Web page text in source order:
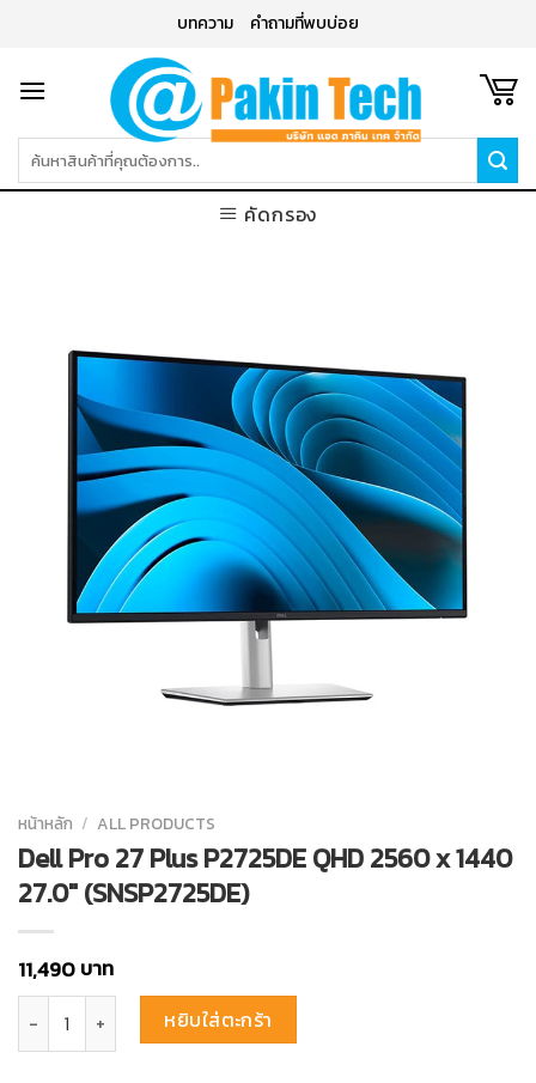
บทความ คำถามที่พบบ่อย
คัดกรอง
หน้าหลัก / ALL PRODUCTS
Dell Pro 27 Plus P2725DE QHD 2560 x 1440
27.0″ (SNSP2725DE)
11,490บาท
จำนวน Dell Pro 27 Plus P2725DE QHD 2560 x 1440 27.0″
หยิบใส่ตะกร้า